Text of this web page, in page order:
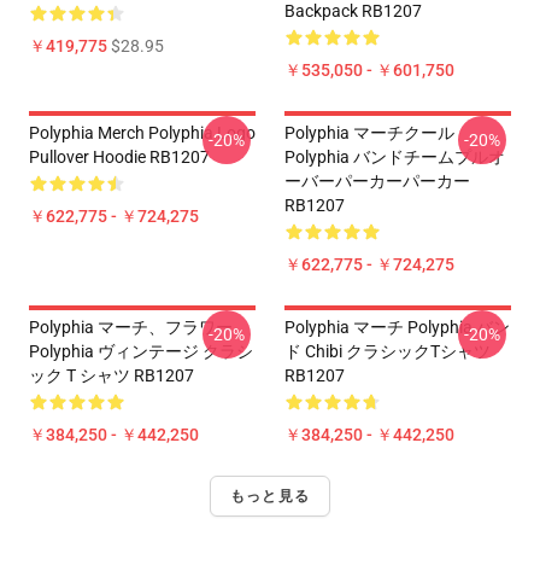
￥419,775$28.95
Backpack RB1207
￥535,050 - ￥601,750
Polyphia Merch Polyphia Logo
Pullover Hoodie RB1207
￥622,775 - ￥724,275
-20%
Polyphia マーチクール
Polyphia バンドチームプルオ
ーバーパーカーパーカー
RB1207
￥622,775 - ￥724,275
-20%
Polyphia マーチ、フラワー
Polyphia ヴィンテージ クラシ
ック T シャツ RB1207
￥384,250 - ￥442,250
-20%
Polyphia マーチ Polyphia バン
ド Chibi クラシックTシャツ
RB1207
￥384,250 - ￥442,250
-20%
もっと見る